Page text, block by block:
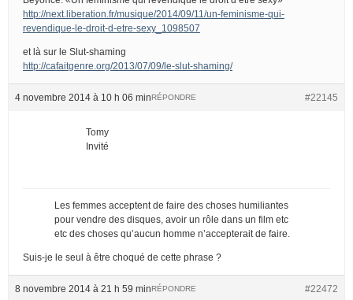
http://next.liberation.fr/musique/2014/09/11/un-feminisme-qui-
revendique-le-droit-d-etre-sexy_1098507
et là sur le Slut-shaming
http://cafaitgenre.org/2013/07/09/le-slut-shaming/
4 novembre 2014 à 10 h 06 min #22145
RÉPONDRE
Tomy
Invité
Les femmes acceptent de faire des choses humiliantes
pour vendre des disques, avoir un rôle dans un film etc
etc des choses qu’aucun homme n’accepterait de faire.
Suis-je le seul à être choqué de cette phrase ?
8 novembre 2014 à 21 h 59 min #22472
RÉPONDRE